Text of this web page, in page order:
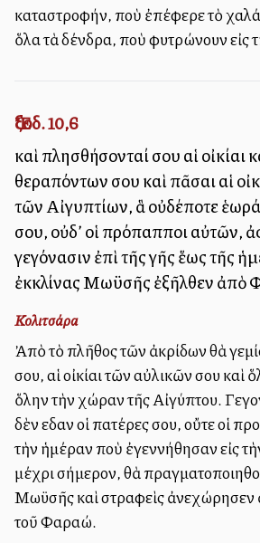
καταστροφήν, ποὺ ἐπέφερε τὸ
ὅλα τὰ δένδρα, ποὺ φυτρώνουν εἰς
Ἔξοδ. 10,6
καὶ πλησθήσονταί σου αἱ οἰκίαι
θεραπόντων σου καὶ πᾶσαι αἱ
τῶν Αἰγυπτίων, ἃ οὐδέποτε
σου, οὐδ’ οἱ πρόπαπποι αὐτῶν,
γεγόνασιν ἐπὶ τῆς γῆς ἕως τῆς
ἐκκλίνας Μωϋσῆς ἐξῆλθεν ἀπὸ
Κολιτσάρα
Ἀπὸ τὸ πλῆθος τῶν ἀκρίδων θὰ
σου, αἱ οἰκίαι τῶν αὐλικῶν σου καὶ
ὅλην τὴν χώραν τῆς Αἰγύπτου.
δὲν εἶδαν οἱ πατέρες σου, οὔτε οἱ
τὴν ἡμέραν ποὺ ἐγεννήθησαν εἰς
μέχρι σήμερον, θὰ
Μωϋσῆς καὶ στραφεὶς ἀνεχώρησεν
τοῦ Φαραώ.